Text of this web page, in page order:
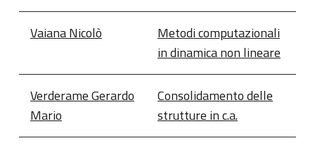
Vaiana Nicolò
Metodi computazionali
in dinamica non lineare
Verderame Gerardo
Mario
Consolidamento delle
strutture in c.a.